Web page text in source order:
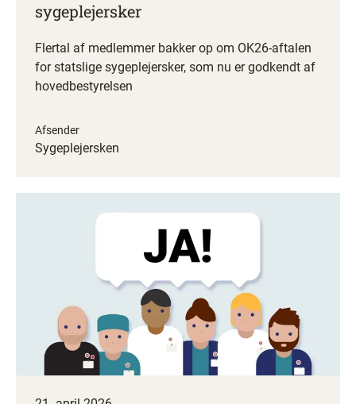
sygeplejersker
Flertal af medlemmer bakker op om OK26-aftalen
for statslige sygeplejersker, som nu er godkendt af
hovedbestyrelsen
Afsender
Sygeplejersken